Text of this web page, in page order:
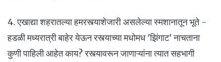
4. एखाद्या शहरातल्या हमरस्त्याशेजारी असलेल्या स्मशानातून भूते -
हडळी मध्यरात्री बाहेर येऊन रस्त्याच्या मधोमध 'झिंगाट' नाचताना
कुणी पाहिली आहेत काय? रस्त्यावरून जाणाऱ्यांना त्यात सहभागी